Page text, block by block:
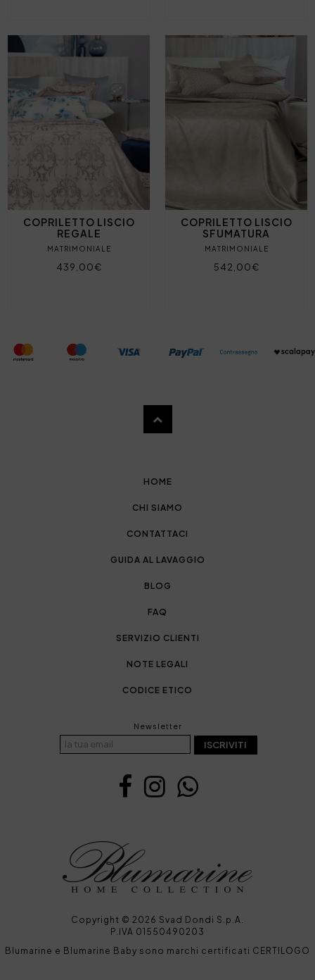
COPRILETTO LISCIO
REGALE
MATRIMONIALE
439,00€
COPRILETTO LISCIO
SFUMATURA
MATRIMONIALE
542,00€
HOME
CHI SIAMO
CONTATTACI
GUIDA AL LAVAGGIO
BLOG
FAQ
SERVIZIO CLIENTI
NOTE LEGALI
CODICE ETICO
Newsletter
ISCRIVITI
Copyright © 2026 Svad Dondi S.p.A.
P.IVA 01550490203
Blumarine e Blumarine Baby sono marchi certificati CERTILOGO